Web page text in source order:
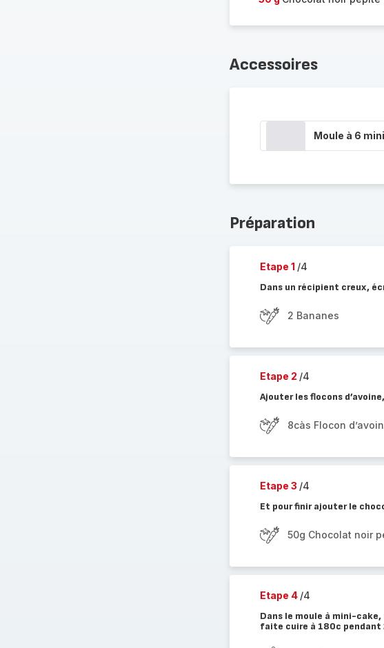
Accessoires
Moule à 6
Préparation
Etape 1 /4
Dans un récipient creux,
2 Bananes
Etape 2 /4
Ajouter les flocons
8càs Flocon
Etape 3 /4
Et pour finir ajouter le
50g Chocolat noir
Etape 4 /4
Dans le moule à mini-
faite cuire à 180c pendant